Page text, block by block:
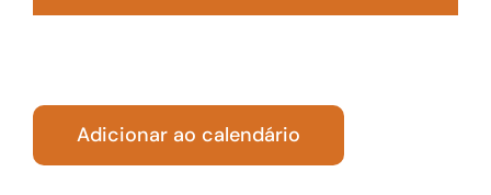
Adicionar ao calendário